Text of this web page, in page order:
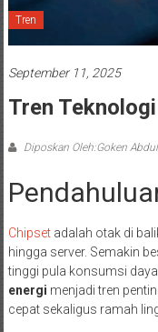
Tren
September 11, 2025
Tren
Diposkan Oleh:Goken
Chipsetadalah otak di
hingga server. Semakin
tinggi pula konsumsi
energi menjadi tren
cepat sekaligus ramah